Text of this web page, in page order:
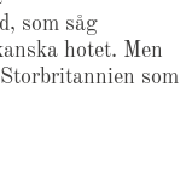
som såg
hotet. Men
som